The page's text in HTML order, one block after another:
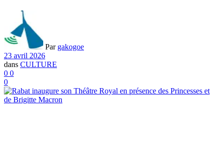
Par gakogoe
23 avril 2026
dans CULTURE
0 0
0